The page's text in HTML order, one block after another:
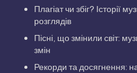
Плагіат чи збіг? Історії
розглядів
Пісні, що змінили світ:
змін
Рекорди та досягнення: